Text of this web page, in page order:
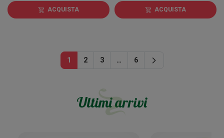
shopping_cart ACQUISTA shopping_cart ACQUISTA
1 2 3 … 6 arrow_forward_ios
Ultimi arrivi